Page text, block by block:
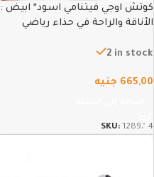
كوتش اوجي فيتنامي اسود* ابيض :
الأناقة والراحة في حذاء رياضي
2 in stock
665,00 جنيه
SKU: 12897-4